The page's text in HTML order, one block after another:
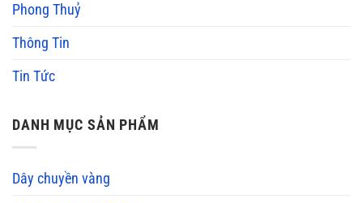
Phong Thuỷ
Thông Tin
Tin Tức
DANH MỤC SẢN PHẨM
Dây chuyền vàng